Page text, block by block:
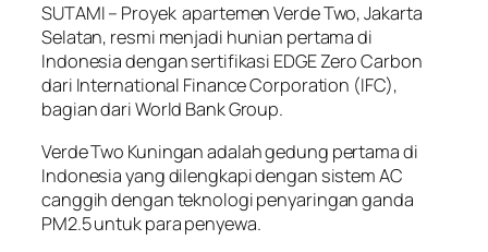
SUTAMI – Proyek apartemen Verde Two, Jakarta
Selatan, resmi menjadi hunian pertama di
Indonesia dengan sertifikasi EDGE Zero Carbon
dari International Finance Corporation (IFC),
bagian dari World Bank Group.
Verde Two Kuningan adalah gedung pertama di
Indonesia yang dilengkapi dengan sistem AC
canggih dengan teknologi penyaringan ganda
PM2.5 untuk para penyewa.